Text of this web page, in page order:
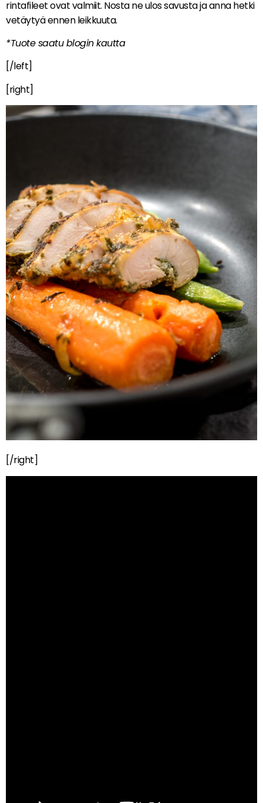
rintafileet ovat valmiit. Nosta ne ulos savusta ja anna hetki
vetäytyä ennen leikkuuta.
*Tuote saatu blogin kautta
[/left]
[right]
[/right]